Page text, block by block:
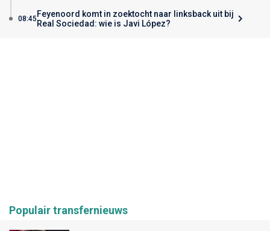
08:45 Feyenoord komt in zoektocht naar linksback uit bij
Real Sociedad: wie is Javi López?
Populair transfernieuws